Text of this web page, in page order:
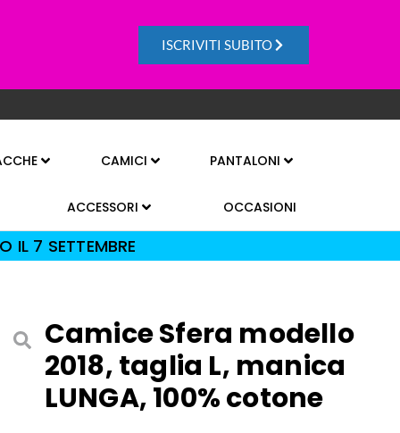
ISCRIVITI SUBITO
CAMICI PANTALONI
ACCESSORI OCCASIONI
IL 7 SETTEMBRE
Camice Sfera modello
2018, taglia L, manica
LUNGA, 100% cotone